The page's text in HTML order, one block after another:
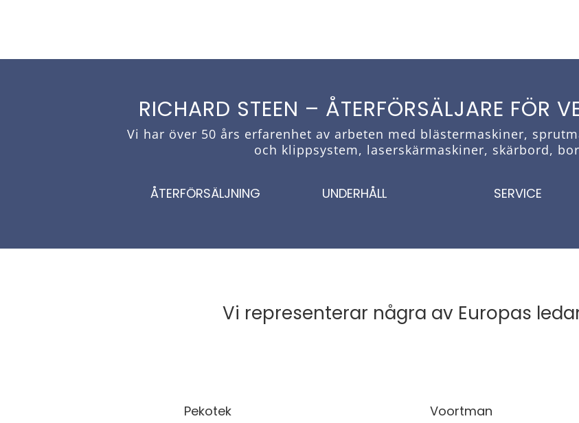
RICHARD STEEN – ÅTERFÖRSÄLJARE FÖR
Vi har över 50 års erfarenhet av arbeten med blästermaskiner,
och klippsystem, laserskärmaskiner, skärbord,
ÅTERFÖRSÄLJNING UNDERHÅLL SERVICE
Vi representerar några av Europas
Pekotek Voortman